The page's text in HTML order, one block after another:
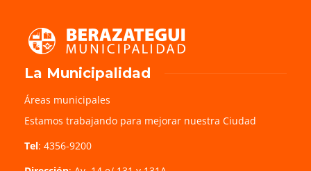
La Municipalidad
Áreas municipales
Estamos trabajando para mejorar nuestra Ciudad
Tel: 4356-9200